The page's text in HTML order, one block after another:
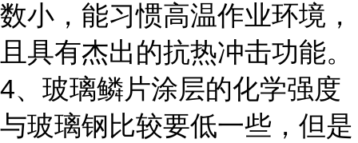
数小，能习惯高温作业环境，
且具有杰出的抗热冲击功能。
4、玻璃鳞片涂层的化学强度
与玻璃钢比较要低一些，但是